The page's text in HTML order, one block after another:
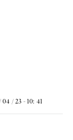
04 / 23 - 10: 41